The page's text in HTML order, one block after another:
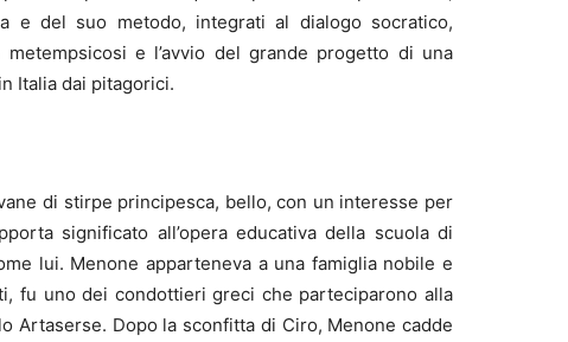
e del suo metodo, integrati al dialogo socratico,
e l’avvio del grande progetto di una
Italia dai pitagorici.
di stirpe principesca, bello, con un interesse per
significato all’opera educativa della scuola di
lui. Menone apparteneva a una famiglia nobile e
fu uno dei condottieri greci che parteciparono alla
Artaserse. Dopo la sconfitta di Ciro, Menone cadde